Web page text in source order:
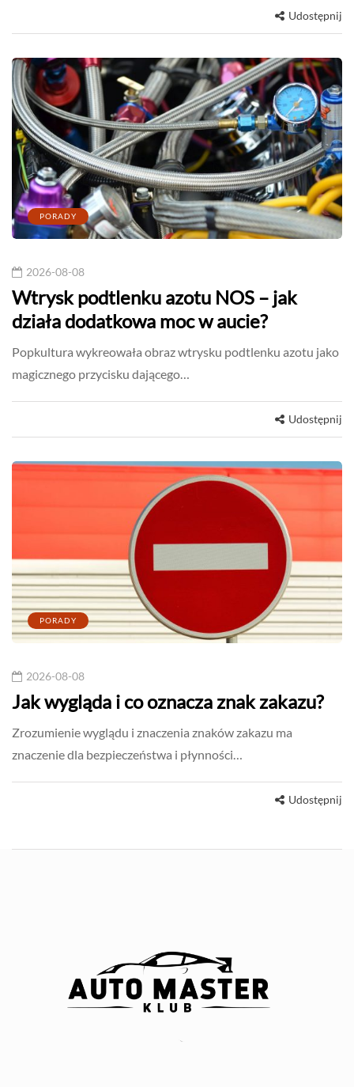
Udostępnij
PORADY
2026-08-08
Wtrysk podtlenku azotu NOS – jak
działa dodatkowa moc w aucie?
Popkultura wykreowała obraz wtrysku podtlenku azotu jako
magicznego przycisku dającego…
Udostępnij
PORADY
2026-08-08
Jak wygląda i co oznacza znak zakazu?
Zrozumienie wyglądu i znaczenia znaków zakazu ma
znaczenie dla bezpieczeństwa i płynności…
Udostępnij